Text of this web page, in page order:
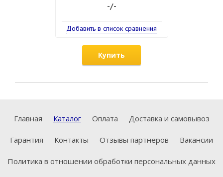
-/-
Добавить в список сравнения
Купить
Главная Каталог Оплата Доставка и самовывоз
Гарантия Контакты Отзывы партнеров Вакансии
Политика в отношении обработки персональных данных